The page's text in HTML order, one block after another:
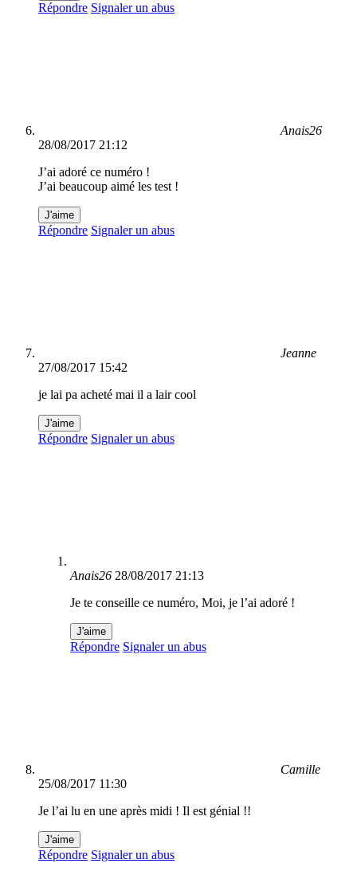
Répondre Signaler un abus
Anais26
28/08/2017 21:12
J’ai adoré ce numéro !
J’ai beaucoup aimé les test !
J'aime
Répondre Signaler un abus
Jeanne
27/08/2017 15:42
je lai pa acheté mai il a lair cool
J'aime
Répondre Signaler un abus
Anais26 28/08/2017 21:13
Je te conseille ce numéro, Moi, je l’ai adoré !
J'aime
Répondre Signaler un abus
Camille
25/08/2017 11:30
Je l’ai lu en une après midi ! Il est génial !!
J'aime
Répondre Signaler un abus